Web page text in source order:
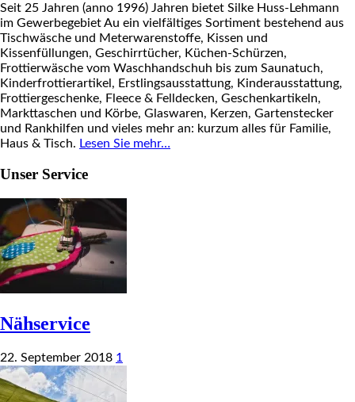
Seit 25 Jahren (anno 1996) Jahren bietet Silke Huss-Lehmann
im Gewerbegebiet Au ein vielfältiges Sortiment bestehend aus
Tischwäsche und Meterwarenstoffe, Kissen und
Kissenfüllungen, Geschirrtücher, Küchen-Schürzen,
Frottierwäsche vom Waschhandschuh bis zum Saunatuch,
Kinderfrottierartikel, Erstlingsausstattung, Kinderausstattung,
Frottiergeschenke, Fleece & Felldecken, Geschenkartikeln,
Markttaschen und Körbe, Glaswaren, Kerzen, Gartenstecker
und Rankhilfen und vieles mehr an: kurzum alles für Familie,
Haus & Tisch. Lesen Sie mehr…
Unser Service
Nähservice
22. September 2018 1